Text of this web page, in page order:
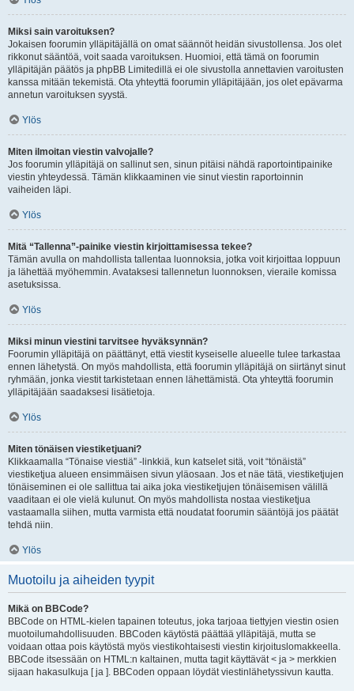
Miksi sain varoituksen?
Jokaisen foorumin ylläpitäjällä on omat säännöt heidän sivustollensa. Jos olet
rikkonut sääntöä, voit saada varoituksen. Huomioi, että tämä on foorumin
ylläpitäjän päätös ja phpBB Limitedillä ei ole sivustolla annettavien varoitusten
kanssa mitään tekemistä. Ota yhteyttä foorumin ylläpitäjään, jos olet epävarma
annetun varoituksen syystä.
Ylös
Miten ilmoitan viestin valvojalle?
Jos foorumin ylläpitäjä on sallinut sen, sinun pitäisi nähdä raportointipainike
viestin yhteydessä. Tämän klikkaaminen vie sinut viestin raportoinnin
vaiheiden läpi.
Ylös
Mitä “Tallenna”-painike viestin kirjoittamisessa tekee?
Tämän avulla on mahdollista tallentaa luonnoksia, jotka voit kirjoittaa loppuun
ja lähettää myöhemmin. Avataksesi tallennetun luonnoksen, vieraile komissa
asetuksissa.
Ylös
Miksi minun viestini tarvitsee hyväksynnän?
Foorumin ylläpitäjä on päättänyt, että viestit kyseiselle alueelle tulee tarkastaa
ennen lähetystä. On myös mahdollista, että foorumin ylläpitäjä on siirtänyt sinut
ryhmään, jonka viestit tarkistetaan ennen lähettämistä. Ota yhteyttä foorumin
ylläpitäjään saadaksesi lisätietoja.
Ylös
Miten tönäisen viestiketjuani?
Klikkaamalla “Tönaise viestiä” -linkkiä, kun katselet sitä, voit “tönäistä”
viestiketjua alueen ensimmäisen sivun yläosaan. Jos et näe tätä, viestiketjujen
tönäiseminen ei ole sallittua tai aika joka viestiketjujen tönäisemisen välillä
vaaditaan ei ole vielä kulunut. On myös mahdollista nostaa viestiketjua
vastaamalla siihen, mutta varmista että noudatat foorumin sääntöjä jos päätät
tehdä niin.
Ylös
Muotoilu ja aiheiden tyypit
Mikä on BBCode?
BBCode on HTML-kielen tapainen toteutus, joka tarjoaa tiettyjen viestin osien
muotoilumahdollisuuden. BBCoden käytöstä päättää ylläpitäjä, mutta se
voidaan ottaa pois käytöstä myös viestikohtaisesti viestin kirjoituslomakkeella.
BBCode itsessään on HTML:n kaltainen, mutta tagit käyttävät < ja > merkkien
sijaan hakasulkuja [ ja ]. BBCoden oppaan löydät viestinlähetyssivun kautta.